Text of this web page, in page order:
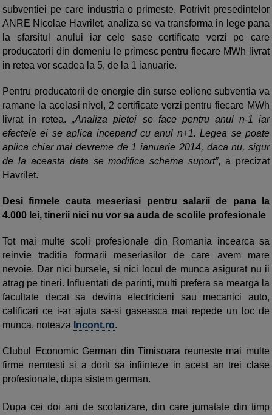
subventiei pe care industria o primeste. Potrivit presedintelor
ANRE Nicolae Havrilet, analiza se va transforma in lege pana
la sfarsitul anului iar cele sase certificate verzi pe care
producatorii din domeniu le primesc pentru fiecare MWh livrat
in retea vor scadea la 5, de la 1 ianuarie.
Pentru producatorii de energie din surse eoliene subventia va
ramane la acelasi nivel, 2 certificate verzi pentru fiecare MWh
livrat in retea. „Analiza pietei se face pentru anul n-1 iar
efectele ei se aplica incepand cu anul n+1. Legea se poate
aplica chiar mai devreme de 1 ianuarie 2014, daca nu, sigur
de la aceasta data se modifica schema suport”, a precizat
Havrilet.
Desi firmele cauta meseriasi pentru salarii de pana la
4.000 lei, tinerii nici nu vor sa auda de scolile profesionale
Tot mai multe scoli profesionale din Romania incearca sa
reinvie traditia formarii meseriasilor de care avem mare
nevoie. Dar nici bursele, si nici locul de munca asigurat nu ii
atrag pe tineri. Influentati de parinti, multi prefera sa mearga la
facultate decat sa devina electricieni sau mecanici auto,
calificari ce i-ar ajuta sa-si gaseasca mai repede un loc de
munca, noteaza Incont.ro.
Clubul Economic German din Timisoara reuneste mai multe
firme nemtesti si a dorit sa infiinteze in acest an trei clase
profesionale, dupa sistem german.
Dupa cei doi ani de scolarizare, din care jumatate din timp